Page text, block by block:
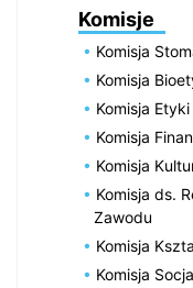
Komisje
Komisja
Komisja
Komisja Etyki
Komisja
Komisja
Komisja ds.
Zawodu
Komisja
Komisja